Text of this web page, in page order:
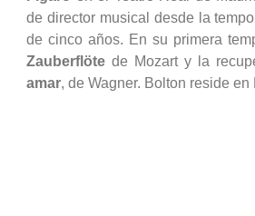
de director musical desde la
de cinco años. En su primera
Zauberflöte de Mozart y la
amar, de Wagner. Bolton reside en